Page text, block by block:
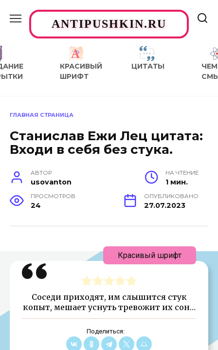
содержаниюANTIPUSHKIN.RU
КРАСИВЫЙ
ШРИФТ
ЦИТАТЫ
ЧЕМ
ГЛАВНАЯ СТРАНИЦА
Станислав Ежи Лец цитата:
Входи в себя без стука.
АВТОР
usovanton
НА ЧТЕНИЕ
1 мин.
ПРОСМОТРОВ
24
ОПУБЛИКОВАНО
27.07.2023
Соседи приходят, им слышится стук
копыт, мешает уснуть тревожит их сон…
Поделиться:
Красивый шрифт